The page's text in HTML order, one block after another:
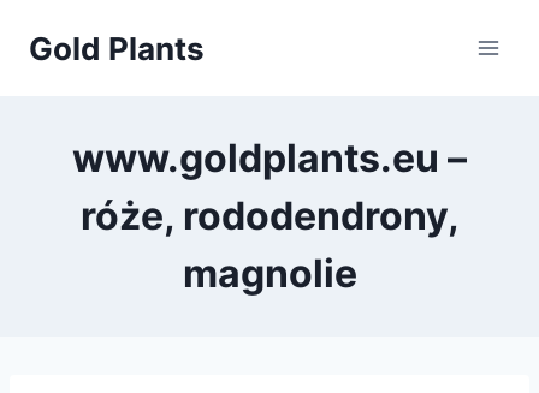
Gold Plants
www.goldplants.eu –
róże, rododendrony,
magnolie